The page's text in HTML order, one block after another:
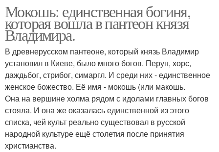
Мокошь: единственная богиня,
которая вошла в пантеон князя
Владимира.
В древнерусском пантеоне, который князь Владимир
установил в Киеве, было много богов. Перун, хорс,
даждьбог, стрибог, симаргл. И среди них - единственное
женское божество. Её имя - мокошь (или макошь.
Она на вершине холма рядом с идолами главных богов
стояла. И она же оказалась единственной из этого
списка, чей культ реально существовал в русской
народной культуре ещё столетия после принятия
христианства.